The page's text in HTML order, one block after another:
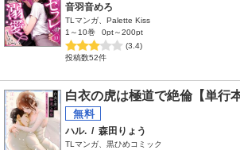
音羽音めろ
TLマンガ、Palette Kiss
1～10巻
0pt～200pt
(3.4)
投稿数52件
白衣の虎は極道で絶倫【単行
ハル. / 森田りょう
TLマンガ、黒ひめコミック